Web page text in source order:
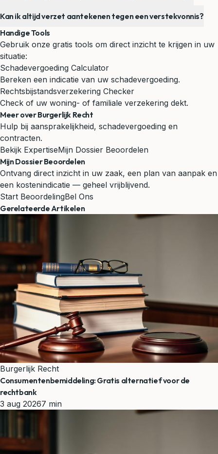
Kan ik altijd verzet aantekenen tegen een verstekvonnis?
Handige Tools
Gebruik onze gratis tools om direct inzicht te krijgen in uw
situatie:
Schadevergoeding Calculator
Bereken een indicatie van uw schadevergoeding.
Rechtsbijstandsverzekering Checker
Check of uw woning- of familiale verzekering dekt.
Meer over Burgerlijk Recht
Hulp bij aansprakelijkheid, schadevergoeding en
contracten.
Bekijk ExpertiseMijn Dossier Beoordelen
Mijn Dossier Beoordelen
Ontvang direct inzicht in uw zaak, een plan van aanpak en
een kostenindicatie — geheel vrijblijvend.
Start BeoordelingBel Ons
Gerelateerde Artikelen
Burgerlijk Recht
Consumentenbemiddeling: Gratis alternatief voor de
rechtbank
3 aug 20267 min